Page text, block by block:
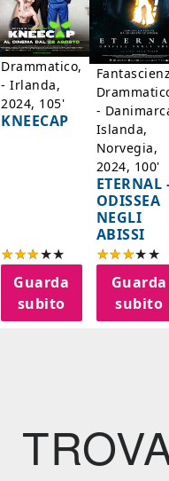
Drammatico,
- Irlanda,
2024, 105'
KNEECAP
Guarda
subito
-
Islanda,
Norvegia,
2024, 100'
ETERNAL
ODISSEA
NEGLI
ABISSI
Guarda
subito